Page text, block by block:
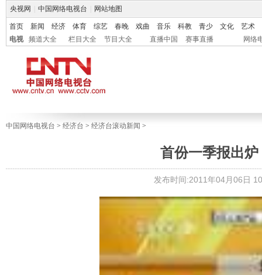
央视网 中国网络电视台 网站地图
首页 新闻 经济 体育 综艺 春晚 戏曲 音乐 科教 青少 文化
艺术
电视
频道大全 栏目大全 节目大全 直播中国 赛事直播 网络
中国网络电视台 > 经济台 > 经济台滚动新闻 >
首份一季报出
发布时间:2011年04月06日